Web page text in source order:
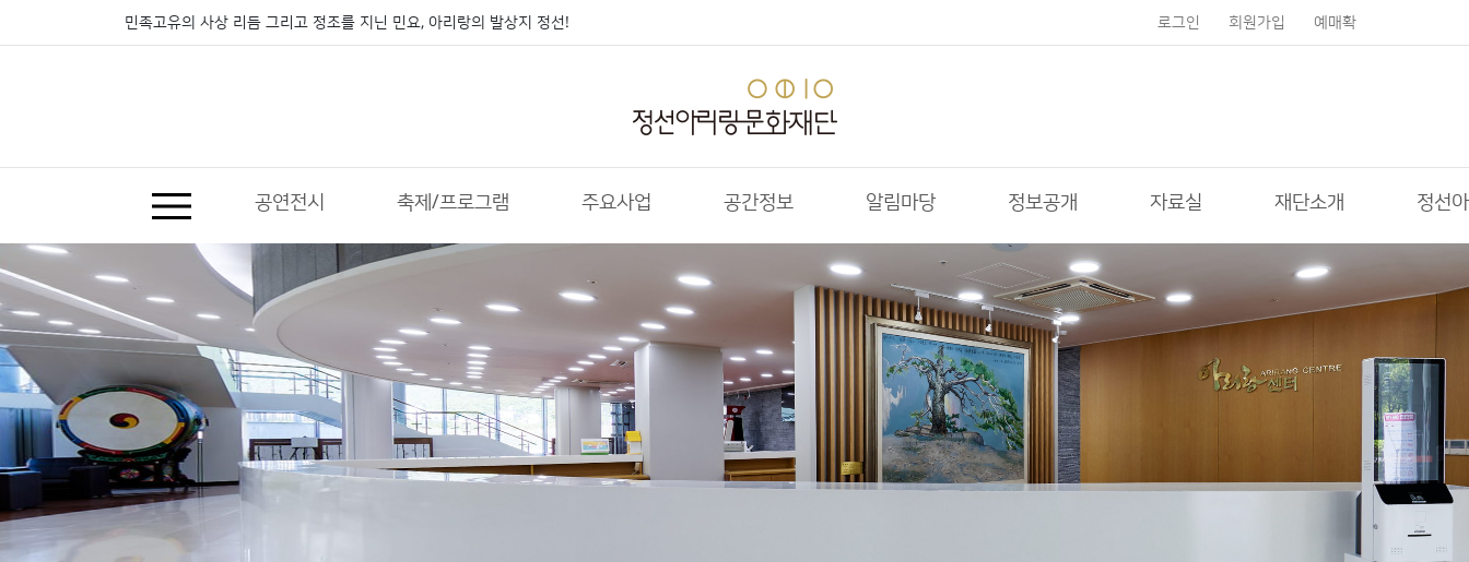
민족고유의 사상 리듬 그리고 정조를 지닌 민요, 아리랑의 발상지 정선! 로그인 회원가입 예매확
공연전시 축제/프로그램 주요사업 공간정보 알림마당 정보공개 자료실 재단소개 정선